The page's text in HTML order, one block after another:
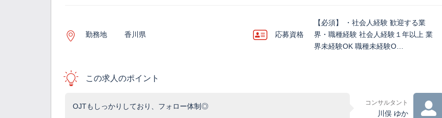
勤務地 香川県 応募資格
【必須】 ・社会人経験 歓迎する業
界・職種経験 社会人経験１年以上 業
界未経験OK 職種未経験O…
この求人のポイント
OJTもしっかりしており、フォロー体制◎ コンサルタント
川俣 ゆか